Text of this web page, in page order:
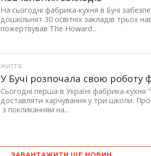
На сьогодні фабрика-кухня в Бучі
дошкільнят 30 освітніх закладів трьох
пожертвував The Howard...
ЖИТТЯ
У Бучі розпочала свою роботу
Сьогодні перша в Україні фабрика-кухня
доставляти харчування у три школи.
з покликанням на...